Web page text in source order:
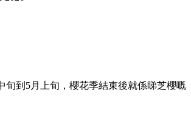
旬到5月上旬，櫻花季結束後就係睇芝櫻嘅